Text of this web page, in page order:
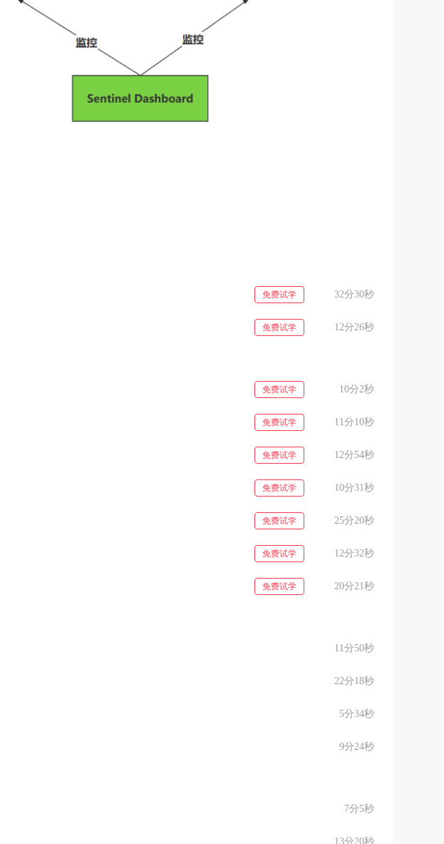
免费试学 32分30秒
免费试学 12分26秒
免费试学 10分2秒
免费试学 11分10秒
免费试学 12分54秒
免费试学 10分31秒
免费试学 25分20秒
免费试学 12分32秒
免费试学 20分21秒
11分50秒
22分18秒
5分34秒
9分24秒
7分5秒
13分20秒